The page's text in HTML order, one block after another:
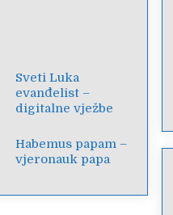
Sveti Luka
evanđelist –
digitalne vježbe
Habemus papam –
vjeronauk papa